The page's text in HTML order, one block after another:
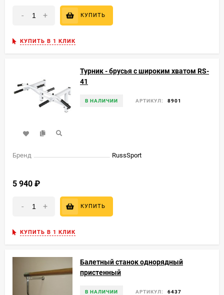
- + КУПИТЬ
КУПИТЬ В 1 КЛИК
Турник - брусья с широким хватом RS-
41
В НАЛИЧИИ АРТИКУЛ: 8901
Бренд RussSport
5 940
- + КУПИТЬ
КУПИТЬ В 1 КЛИК
Балетный станок однорядный
пристенный
В НАЛИЧИИ АРТИКУЛ: 6437